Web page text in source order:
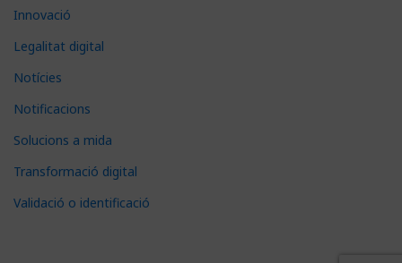
Innovació
Legalitat digital
Notícies
Notificacions
Solucions a mida
Transformació digital
Validació o identificació